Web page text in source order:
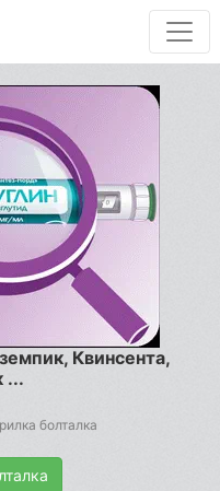
Квинсента,
...
болталка